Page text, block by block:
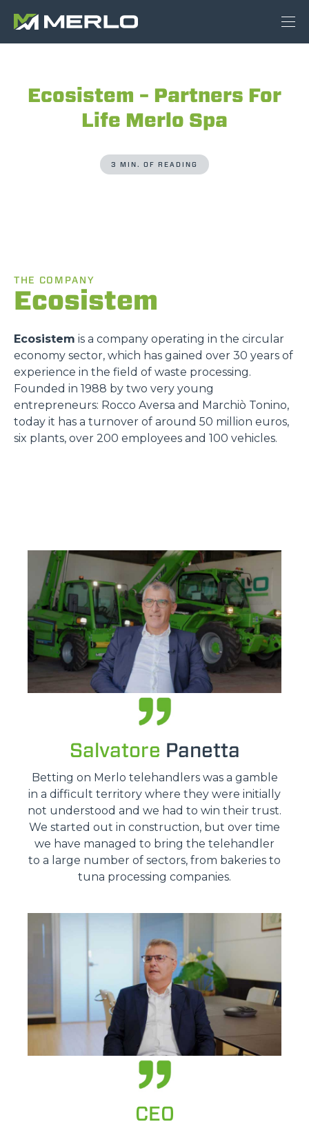
Ecosistem – Partners For
Life Merlo Spa
3 MIN. OF READING
THE COMPANY
Ecosistem
Ecosistem is a company operating in the circular
economy sector, which has gained over 30 years of
experience in the field of waste processing.
Founded in 1988 by two very young
entrepreneurs: Rocco Aversa and Marchiò Tonino,
today it has a turnover of around 50 million euros,
six plants, over 200 employees and 100 vehicles.
Salvatore Panetta
Betting on Merlo telehandlers was a gamble
in a difficult territory where they were initially
not understood and we had to win their trust.
We started out in construction, but over time
we have managed to bring the telehandler
to a large number of sectors, from bakeries to
tuna processing companies.
CEO